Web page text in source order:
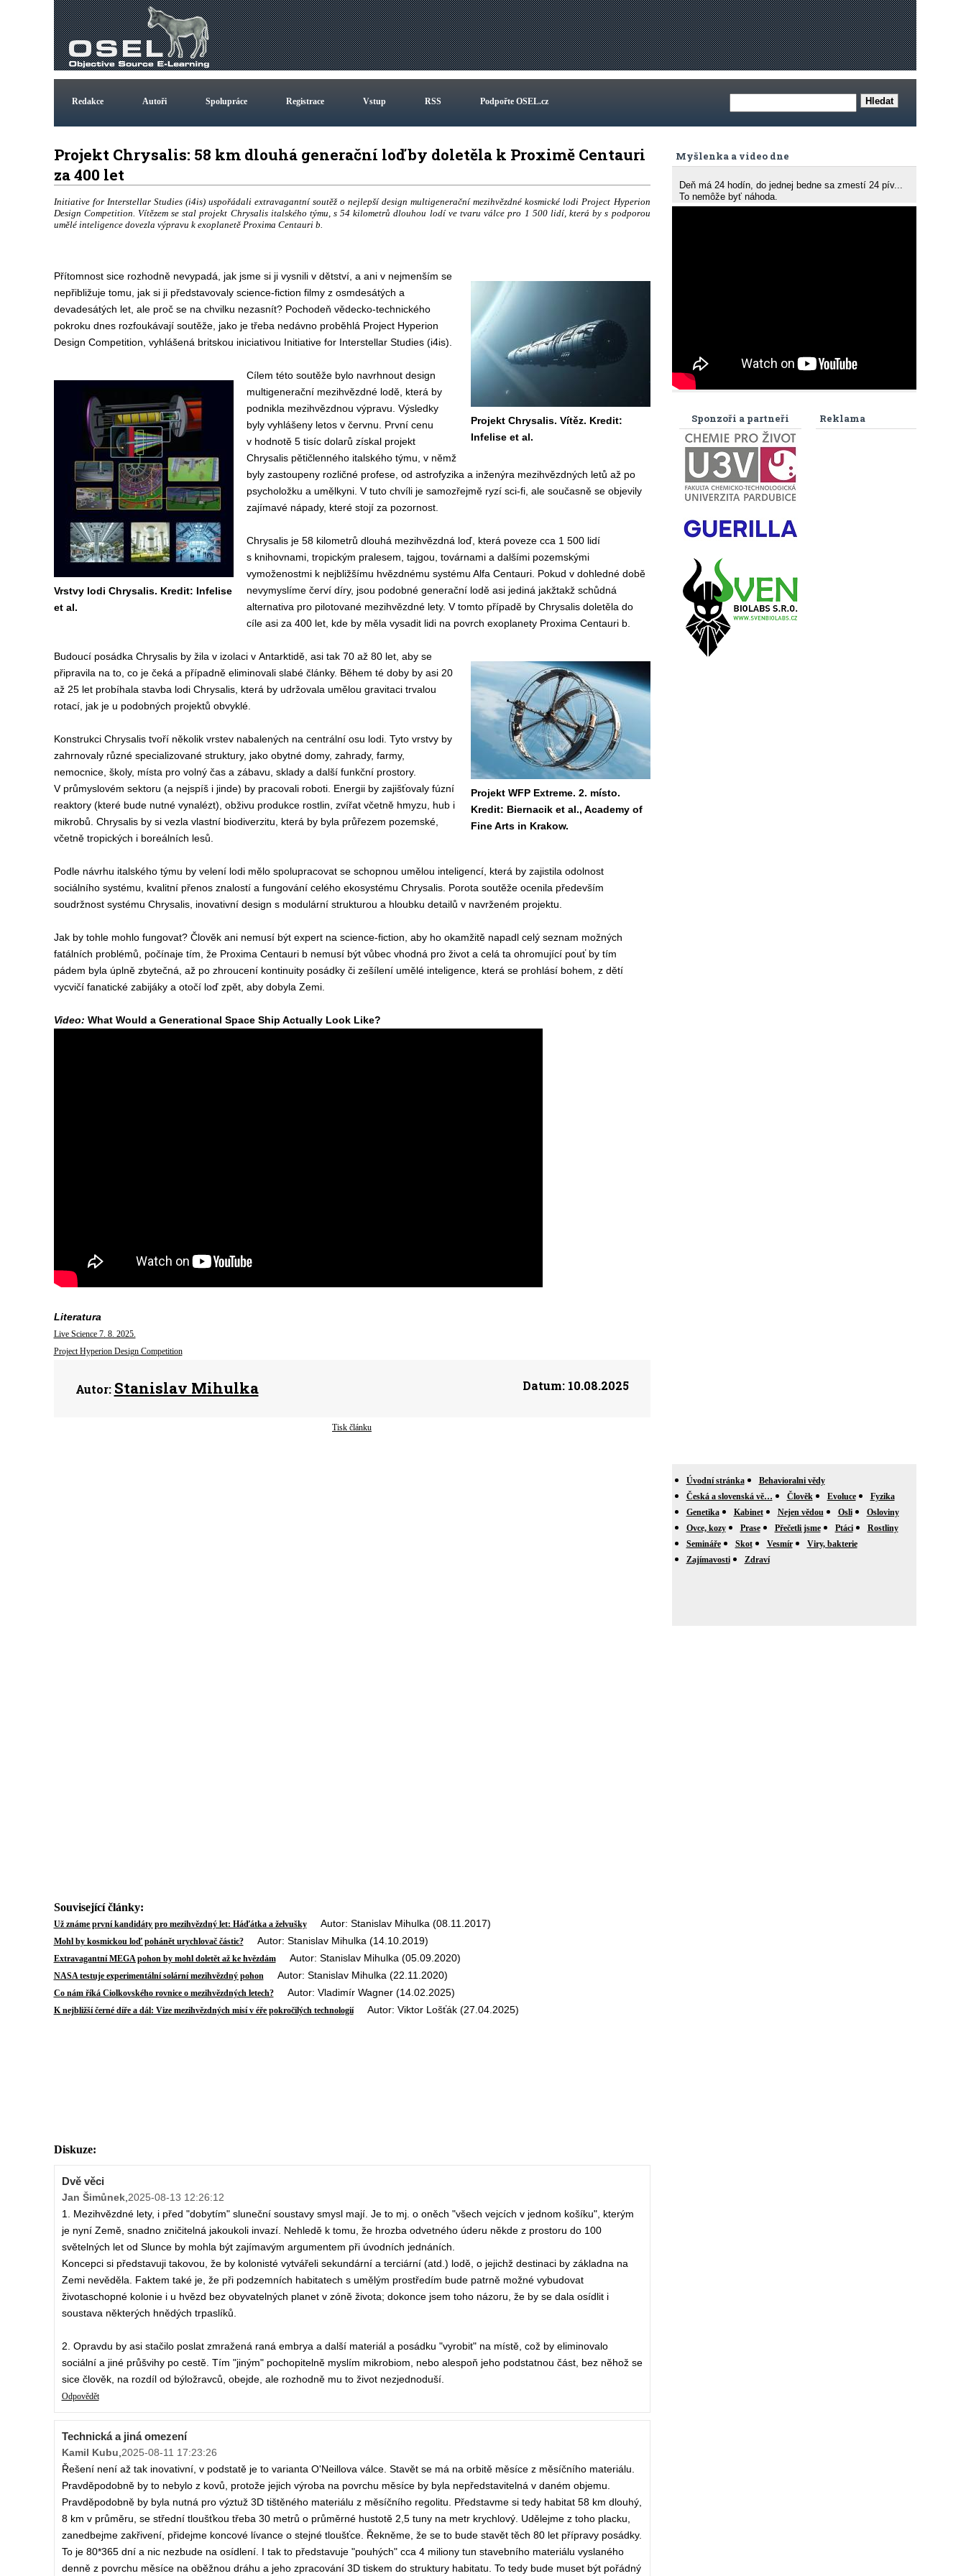
Redakce Autoři Spolupráce Registrace Vstup RSS Podpořte OSEL.cz
Projekt Chrysalis: 58 km dlouhá generační loď by doletěla k Proximě Centauri
za 400 let
Initiative for Interstellar Studies (i4is) uspořádali extravagantní soutěž o nejlepší design multigenerační mezihvězdné kosmické lodi Project Hyperion
Design Competition. Vítězem se stal projekt Chrysalis italského týmu, s 54 kilometrů dlouhou lodí ve tvaru válce pro 1 500 lidí, která by s podporou
umělé inteligence dovezla výpravu k exoplanetě Proxima Centauri b.
Projekt Chrysalis. Vítěz. Kredit:
Infelise et al.
Přítomnost sice rozhodně nevypadá, jak jsme si ji vysnili v dětství, a ani v nejmenším se
nepřibližuje tomu, jak si ji představovaly science-fiction filmy z osmdesátých a
devadesátých let, ale proč se na chvilku nezasnít? Pochodeň vědecko-technického
pokroku dnes rozfoukávají soutěže, jako je třeba nedávno proběhlá Project Hyperion
Design Competition, vyhlášená britskou iniciativou Initiative for Interstellar Studies (i4is).
Vrstvy lodi Chrysalis. Kredit: Infelise
et al.
Cílem této soutěže bylo navrhnout design
multigenerační mezihvězdné lodě, která by
podnikla mezihvězdnou výpravu. Výsledky
byly vyhlášeny letos v červnu. První cenu
v hodnotě 5 tisíc dolarů získal projekt
Chrysalis pětičlenného italského týmu, v němž
byly zastoupeny rozličné profese, od astrofyzika a inženýra mezihvězdných letů až po
psycholožku a umělkyni. V tuto chvíli je samozřejmě ryzí sci-fi, ale současně se objevily
zajímavé nápady, které stojí za pozornost.
Chrysalis je 58 kilometrů dlouhá mezihvězdná loď, která poveze cca 1 500 lidí
s knihovnami, tropickým pralesem, tajgou, továrnami a dalšími pozemskými
vymoženostmi k nejbližšímu hvězdnému systému Alfa Centauri. Pokud v dohledné době
nevymyslíme červí díry, jsou podobné generační lodě asi jediná jakžtakž schůdná
alternativa pro pilotované mezihvězdné lety. V tomto případě by Chrysalis doletěla do
cíle asi za 400 let, kde by měla vysadit lidi na povrch exoplanety Proxima Centauri b.
Projekt WFP Extreme. 2. místo.
Kredit: Biernacik et al., Academy of
Fine Arts in Krakow.
Budoucí posádka Chrysalis by žila v izolaci v Antarktidě, asi tak 70 až 80 let, aby se
připravila na to, co je čeká a případně eliminovali slabé články. Během té doby by asi 20
až 25 let probíhala stavba lodi Chrysalis, která by udržovala umělou gravitaci trvalou
rotací, jak je u podobných projektů obvyklé.
Konstrukci Chrysalis tvoří několik vrstev nabalených na centrální osu lodi. Tyto vrstvy by
zahrnovaly různé specializované struktury, jako obytné domy, zahrady, farmy,
nemocnice, školy, místa pro volný čas a zábavu, sklady a další funkční prostory.
V průmyslovém sektoru (a nejspíš i jinde) by pracovali roboti. Energii by zajišťovaly fúzní
reaktory (které bude nutné vynalézt), obživu produkce rostlin, zvířat včetně hmyzu, hub i
mikrobů. Chrysalis by si vezla vlastní biodiverzitu, která by byla průřezem pozemské,
včetně tropických i boreálních lesů.
Podle návrhu italského týmu by velení lodi mělo spolupracovat se schopnou umělou inteligencí, která by zajistila odolnost
sociálního systému, kvalitní přenos znalostí a fungování celého ekosystému Chrysalis. Porota soutěže ocenila především
soudržnost systému Chrysalis, inovativní design s modulární strukturou a hloubku detailů v navrženém projektu.
Jak by tohle mohlo fungovat? Člověk ani nemusí být expert na science-fiction, aby ho okamžitě napadl celý seznam možných
fatálních problémů, počínaje tím, že Proxima Centauri b nemusí být vůbec vhodná pro život a celá ta ohromující pouť by tím
pádem byla úplně zbytečná, až po zhroucení kontinuity posádky či zešílení umělé inteligence, která se prohlásí bohem, z dětí
vycvičí fanatické zabijáky a otočí loď zpět, aby dobyla Zemi.
Video: What Would a Generational Space Ship Actually Look Like?
Literatura
Live Science 7. 8. 2025.
Project Hyperion Design Competition
Autor: Stanislav Mihulka Datum:10.08.2025
Tisk článku
Související články:
Už známe první kandidáty pro mezihvězdný let: Háďátka a želvuškyAutor: Stanislav Mihulka (08.11.2017)
Mohl by kosmickou loď pohánět urychlovač částic?Autor: Stanislav Mihulka (14.10.2019)
Extravagantní MEGA pohon by mohl doletět až ke hvězdámAutor: Stanislav Mihulka (05.09.2020)
NASA testuje experimentální solární mezihvězdný pohon Autor: Stanislav Mihulka (22.11.2020)
Co nám říká Ciolkovského rovnice o mezihvězdných letech?Autor: Vladimír Wagner (14.02.2025)
K nejbližší černé díře a dál: Vize mezihvězdných misí v éře pokročilých technologiíAutor: Viktor Lošťák (27.04.2025)
Diskuze:
Dvě věci
Jan Šimůnek,2025-08-13 12:26:12
1. Mezihvězdné lety, i před "dobytím" sluneční soustavy smysl mají. Je to mj. o oněch "všech vejcích v jednom košíku", kterým
je nyní Země, snadno zničitelná jakoukoli invazí. Nehledě k tomu, že hrozba odvetného úderu někde z prostoru do 100
světelných let od Slunce by mohla být zajímavým argumentem při úvodních jednáních.
Koncepci si představuji takovou, že by kolonisté vytvářeli sekundární a terciární (atd.) lodě, o jejichž destinaci by základna na
Zemi nevěděla. Faktem také je, že při podzemních habitatech s umělým prostředím bude patrně možné vybudovat
životaschopné kolonie i u hvězd bez obyvatelných planet v zóně života; dokonce jsem toho názoru, že by se dala osídlit i
soustava některých hnědých trpaslíků.
2. Opravdu by asi stačilo poslat zmražená raná embrya a další materiál a posádku "vyrobit" na místě, což by eliminovalo
sociální a jiné průšvihy po cestě. Tím "jiným" pochopitelně myslím mikrobiom, nebo alespoň jeho podstatnou část, bez něhož se
sice člověk, na rozdíl od býložravců, obejde, ale rozhodně mu to život nezjednoduší.
Odpovědět
Technická a jiná omezení
Kamil Kubu,2025-08-11 17:23:26
Řešení není až tak inovativní, v podstatě je to varianta O'Neillova válce. Stavět se má na orbitě měsíce z měsíčního materiálu.
Pravděpodobně by to nebylo z kovů, protože jejich výroba na povrchu měsíce by byla nepředstavitelná v daném objemu.
Pravděpodobně by byla nutná pro výztuž 3D tištěného materiálu z měsíčního regolitu. Představme si tedy habitat 58 km dlouhý,
8 km v průměru, se střední tloušťkou třeba 30 metrů o průměrné hustotě 2,5 tuny na metr krychlový. Udělejme z toho placku,
zanedbejme zakřivení, přidejme koncové lívance o stejné tloušťce. Řekněme, že se to bude stavět těch 80 let přípravy posádky.
To je 80*365 dní a nic nezbude na osídlení. I tak to představuje "pouhých" cca 4 miliony tun stavebního materiálu vyslaného
denně z povrchu měsíce na oběžnou dráhu a jeho zpracování 3D tiskem do struktury habitatu. To tedy bude muset být pořádný
Myšlenka a video dne
Deň má 24 hodín, do jednej bedne sa zmestí 24 pív...
To nemôže byť náhoda.
Reklama
Sponzoři a partneři
Úvodní stránka
Behavioralni vědy
Česká a slovenská vě…
Člověk Evoluce
Fyzika
Genetika
Kabinet Nejen vědou Osli
Osloviny
Ovce, kozy
Prase Přečetli jsme Ptáci
Rostliny
Semináře
Skot Vesmír
Viry, bakterie
Zajímavosti
Zdraví